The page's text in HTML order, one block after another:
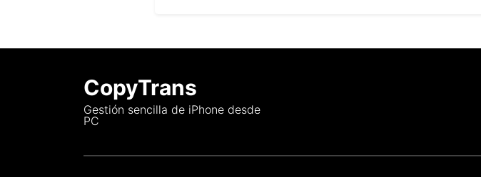
CopyTrans
Gestión sencilla de iPhone desde
PC